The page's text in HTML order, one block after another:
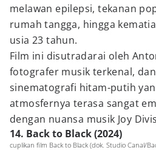
melawan epilepsi, tekanan
rumah tangga, hingga
usia 23 tahun.
Film ini disutradarai oleh
fotografer musik terkenal,
sinematografi hitam-putih
atmosfernya terasa sangat
dengan nuansa musik Joy
14. Back to Black (2024)
cuplikan film Back to Black (dok. Studio Canal/